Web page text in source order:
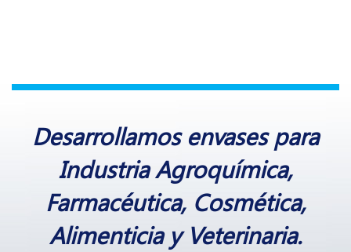
Desarrollamos envases para
Industria Agroquímica,
Farmacéutica, Cosmética,
Alimenticia y Veterinaria.